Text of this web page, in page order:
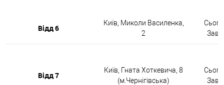
Відд 6
Київ, Миколи Василенка,
2
Відд 7
Київ, Гната Хоткевича, 8
(м.Чернігівська)